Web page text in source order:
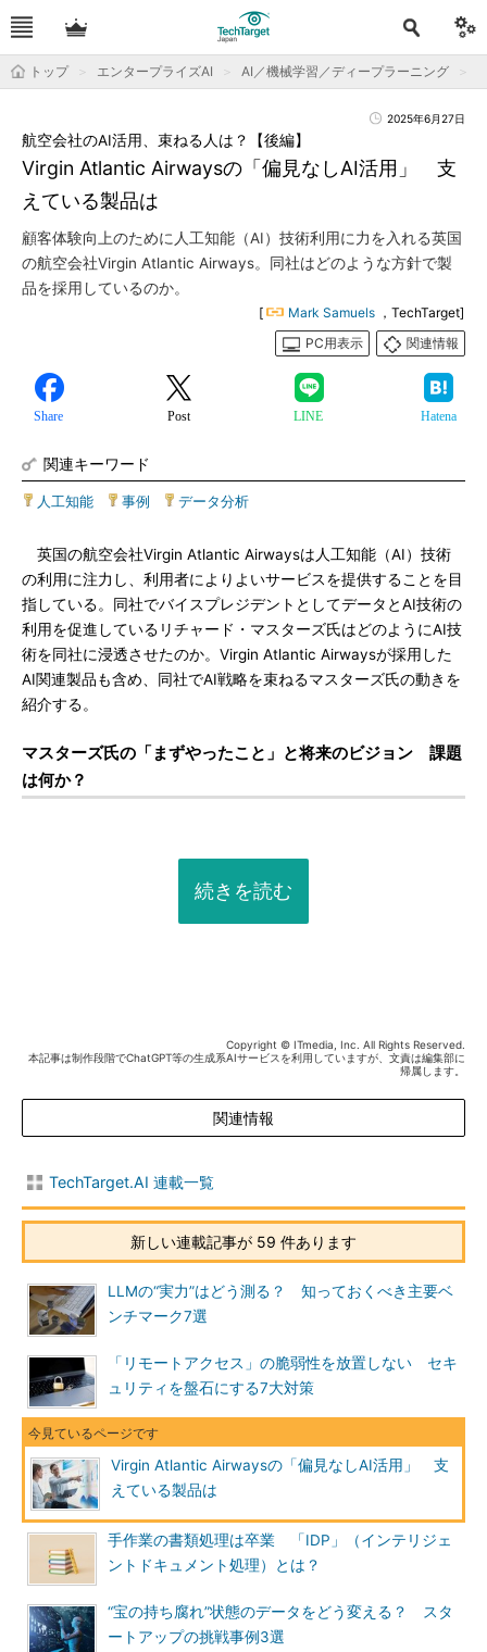
トップ エンタープライズAI AI／機械学習／ディープラーニング
2025年6月27日
Virgin Atlantic Airwaysの「偏見なしAI活用」 支
えている製品は
航空会社のAI活用、束ねる人は？【後編】
顧客体験向上のために人工知能（AI）技術利用に力を入れる英国
の航空会社Virgin Atlantic Airways。同社はどのような方針で製
品を採用しているのか。
[ Mark Samuels ，TechTarget]
PC用表示
関連情報
Share Post LINE Hatena
関連キーワード
人工知能 事例 データ分析
英国の航空会社Virgin Atlantic Airwaysは人工知能（AI）技術
の利用に注力し、利用者によりよいサービスを提供することを目
指している。同社でバイスプレジデントとしてデータとAI技術の
利用を促進しているリチャード・マスターズ氏はどのようにAI技
術を同社に浸透させたのか。Virgin Atlantic Airwaysが採用した
AI関連製品も含め、同社でAI戦略を束ねるマスターズ氏の動きを
紹介する。
マスターズ氏の「まずやったこと」と将来のビジョン 課題
は何か？
続きを読む
Copyright © ITmedia, Inc. All Rights Reserved.
本記事は制作段階でChatGPT等の生成系AIサービスを利用していますが、文責は編集部に
帰属します。
関連情報
TechTarget.AI 連載一覧
新しい連載記事が 59 件あります
LLMの“実力”はどう測る？ 知っておくべき主要ベ
ンチマーク7選
「リモートアクセス」の脆弱性を放置しない セキ
ュリティを盤石にする7大対策
Virgin Atlantic Airwaysの「偏見なしAI活用」 支
えている製品は
手作業の書類処理は卒業 「IDP」（インテリジェ
ントドキュメント処理）とは？
“宝の持ち腐れ”状態のデータをどう変える？ スタ
ートアップの挑戦事例3選